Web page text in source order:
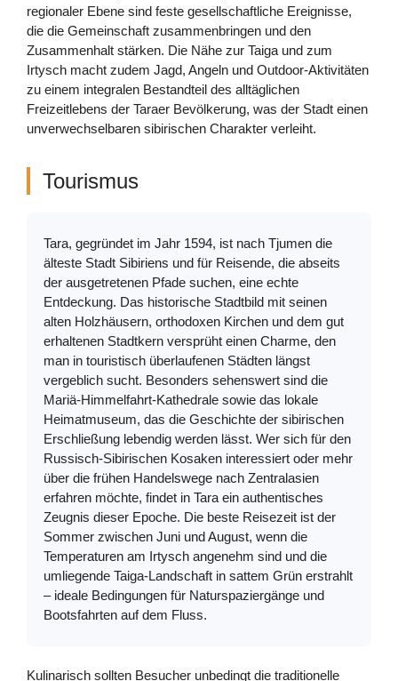
regionaler Ebene sind feste gesellschaftliche Ereignisse,
die die Gemeinschaft zusammenbringen und den
Zusammenhalt stärken. Die Nähe zur Taiga und zum
Irtysch macht zudem Jagd, Angeln und Outdoor-Aktivitäten
zu einem integralen Bestandteil des alltäglichen
Freizeitlebens der Taraer Bevölkerung, was der Stadt einen
unverwechselbaren sibirischen Charakter verleiht.
Tourismus
Tara, gegründet im Jahr 1594, ist nach Tjumen die
älteste Stadt Sibiriens und für Reisende, die abseits
der ausgetretenen Pfade suchen, eine echte
Entdeckung. Das historische Stadtbild mit seinen
alten Holzhäusern, orthodoxen Kirchen und dem gut
erhaltenen Stadtkern versprüht einen Charme, den
man in touristisch überlaufenen Städten längst
vergeblich sucht. Besonders sehenswert sind die
Mariä-Himmelfahrt-Kathedrale sowie das lokale
Heimatmuseum, das die Geschichte der sibirischen
Erschließung lebendig werden lässt. Wer sich für den
Russisch-Sibirischen Kosaken interessiert oder mehr
über die frühen Handelswege nach Zentralasien
erfahren möchte, findet in Tara ein authentisches
Zeugnis dieser Epoche. Die beste Reisezeit ist der
Sommer zwischen Juni und August, wenn die
Temperaturen am Irtysch angenehm sind und die
umliegende Taiga-Landschaft in sattem Grün erstrahlt
– ideale Bedingungen für Naturspaziergänge und
Bootsfahrten auf dem Fluss.
Kulinarisch sollten Besucher unbedingt die traditionelle